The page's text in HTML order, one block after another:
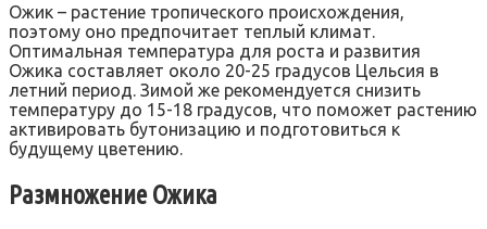
Ожик – растение тропического происхождения,
поэтому оно предпочитает теплый климат.
Оптимальная температура для роста и развития
Ожика составляет около 20-25 градусов Цельсия в
летний период. Зимой же рекомендуется снизить
температуру до 15-18 градусов, что поможет растению
активировать бутонизацию и подготовиться к
будущему цветению.
Размножение Ожика